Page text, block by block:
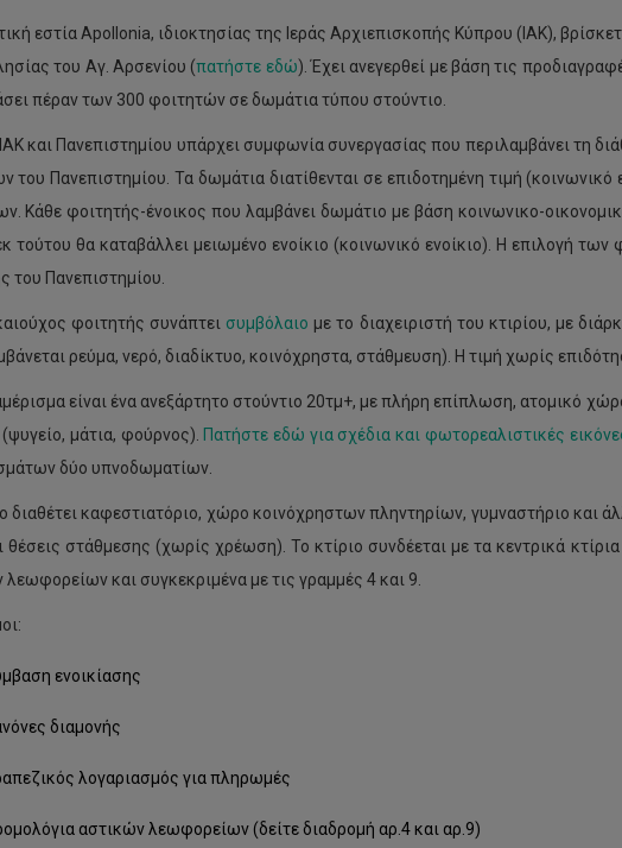
εστία Apollonia, ιδιοκτησίας της Ιεράς Αρχιεπισκοπής Κύπρου (ΙΑΚ),
του Αγ. Αρσενίου (πατήστε εδώ). Έχει ανεγερθεί με βάση τις
πέραν των 300 φοιτητών σε δωμάτια τύπου στούντιο.
και Πανεπιστημίου υπάρχει συμφωνία συνεργασίας που περιλαμβάνει τη
του Πανεπιστημίου. Τα δωμάτια διατίθενται σε επιδοτημένη τιμή
Κάθε φοιτητής-ένοικος που λαμβάνει δωμάτιο με βάση κοινωνικο-
τούτου θα καταβάλλει μειωμένο ενοίκιο (κοινωνικό ενοίκιο). Η επιλογή των
του Πανεπιστημίου.
φοιτητής συνάπτει συμβόλαιο με το διαχειριστή του κτιρίου, με
ρεύμα, νερό, διαδίκτυο, κοινόχρηστα, στάθμευση). Η τιμή χωρίς
είναι ένα ανεξάρτητο στούντιο 20τμ+, με πλήρη επίπλωση, ατομικό
μάτια, φούρνος). Πατήστε εδώ για σχέδια και φωτορεαλιστικές
δύο υπνοδωματίων.
διαθέτει καφεστιατόριο, χώρο κοινόχρηστων πληντηρίων, γυμναστήριο και
θέσεις στάθμεσης (χωρίς χρέωση). Το κτίριο συνδέεται με τα κεντρικά
και συγκεκριμένα με τις γραμμές 4 και 9.
ενοικίασης
διαμονής
λογαριασμός για πληρωμές
αστικών λεωφορείων (δείτε διαδρομή αρ.4 και αρ.9)